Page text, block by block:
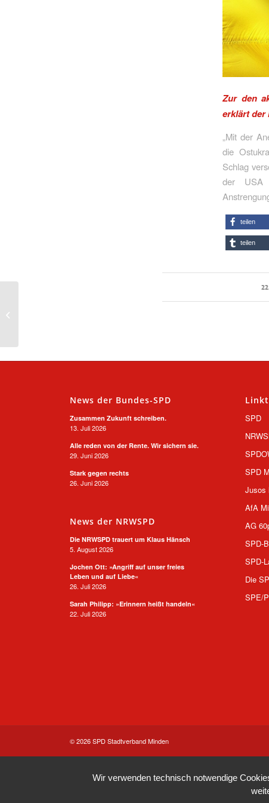
Zur den
erklärt der
„Mit der
die
Schlag
der USA
teilen
teilen
News der Bundes-SPD
Zusammen Zukunft schreiben.
13. Juli 2026
Alle reden von der Rente. Wir sichern sie.
29. Juni 2026
Stark gegen rechts
26. Juni 2026
News der NRWSPD
Die NRWSPD trauert um Klaus Hänsch
5. August 2026
Jochen Ott: »Angriff auf unser freies
Leben und auf Liebe«
26. Juli 2026
Sarah Philipp: »Erinnern heißt handeln«
22. Juli 2026
SPD
SPD
Jusos
AfA
AG
SPD-
SPD-
Die
SPE/
© 2026 SPD Stadtverband Minden
Wir verwenden technisch notwendige